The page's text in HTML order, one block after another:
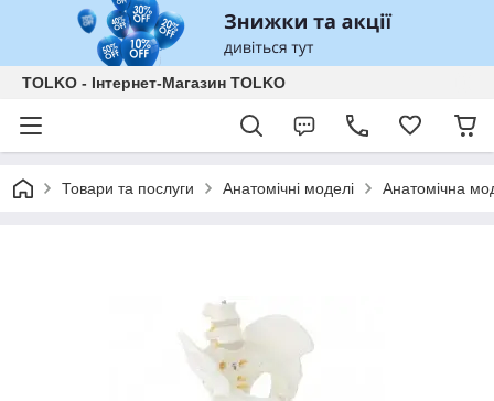
TOLKO - Інтернет-Магазин TOLKO
Товари та послуги Анатомічні моделі Анатомічна